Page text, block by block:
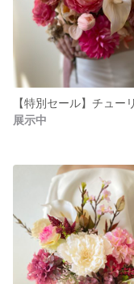
展示中